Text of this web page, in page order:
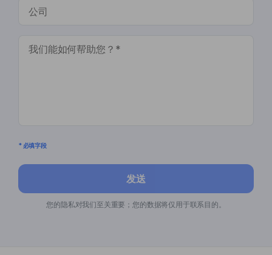
* 必填字段
发送
您的隐私对我们至关重要；您的数据将仅用于联系目的。